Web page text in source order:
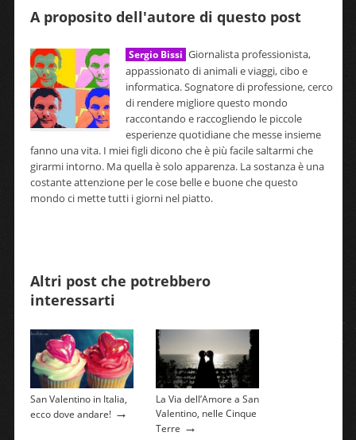
A proposito dell'autore di questo post
Sergio Bissi Giornalista professionista,
appassionato di animali e viaggi, cibo e
informatica. Sognatore di professione, cerco
di rendere migliore questo mondo
raccontando e raccogliendo le piccole
esperienze quotidiane che messe insieme
fanno una vita. I miei figli dicono che è più facile saltarmi che
girarmi intorno. Ma quella è solo apparenza. La sostanza è una
costante attenzione per le cose belle e buone che questo
mondo ci mette tutti i giorni nel piatto.
Altri post che potrebbero
interessarti
San Valentino in Italia,
ecco dove andare!→
La Via dell’Amore a San
Valentino, nelle Cinque
Terre →